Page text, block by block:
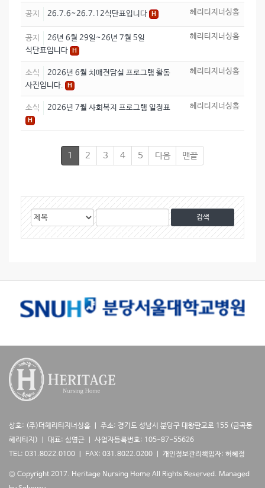
공지 26.7.6~26.7.12식단표입니다 H 헤리티지너싱홈
공지
26년 6월 29일~26년 7월 5일
식단표입니다
H
헤리티지너싱홈
소식
2026년 6월 치매전담실 프로그램 활동
사진입니다.
H
헤리티지너싱홈
소식 2026년 7월 사회복지 프로그램 일정표
H
헤리티지너싱홈
1 2 3 4 5 다음 맨끝
게
시
검
색
색
상호: (주)더헤리티지너싱홈 ㅣ 주소: 경기도 성남시 분당구 대왕판교로 155 (금곡동
헤리티지) ㅣ 대표: 심영근 ㅣ 사업자등록번호: 105-87-55626
TEL: 031.8022.0100 ㅣ FAX: 031.8022.0200 ㅣ 개인정보관리책임자: 허혜정
© Copyright 2017. Heritage Nursing Home All Rights Reserved. Managed